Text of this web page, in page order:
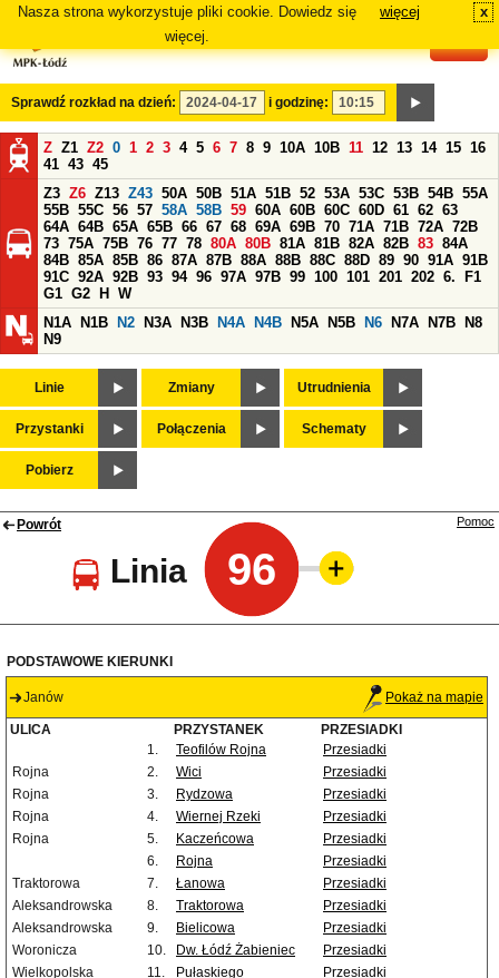
Nasza strona wykorzystuje pliki cookie. Dowiedz się
więcej.
więcej x
Sprawdź rozkład na dzień: i godzinę:
Z Z1 Z2 0 1 2 3 4 5 6 7 8 9 10A 10B 11 12 13 14 15 16
41 43 45
Z3 Z6 Z13 Z43 50A 50B 51A 51B 52 53A 53C 53B 54B 55A
55B 55C 56 57 58A 58B 59 60A 60B 60C 60D 61 62 63
64A 64B 65A 65B 66 67 68 69A 69B 70 71A 71B 72A 72B
73 75A 75B 76 77 78 80A 80B 81A 81B 82A 82B 83 84A
84B 85A 85B 86 87A 87B 88A 88B 88C 88D 89 90 91A 91B
91C 92A 92B 93 94 96 97A 97B 99 100 101 201 202 6.
F1
G1 G2 H
W
N1A
N1B N2 N3A N3B N4A N4B N5A N5B N6 N7A N7B
N8
N9
Linie Zmiany Utrudnienia
Przystanki Połączenia Schematy
Pobierz
Powrót
Linia 96
Pomoc
PODSTAWOWE KIERUNKI
Janów Pokaż na mapie
ULICA PRZYSTANEK
PRZESIADKI
1.
Teofilów Rojna
Przesiadki
Rojna
2. Wici
Przesiadki
Rojna
3. Rydzowa
Przesiadki
Rojna
4. Wiernej Rzeki
Przesiadki
Rojna
5. Kaczeńcowa
Przesiadki
6.
Rojna
Przesiadki
Traktorowa
7. Łanowa
Przesiadki
Aleksandrowska
8. Traktorowa
Przesiadki
Aleksandrowska
9. Bielicowa
Przesiadki
Woronicza
10. Dw. Łódź Żabieniec
Przesiadki
Wielkopolska
11. Pułaskiego
Przesiadki